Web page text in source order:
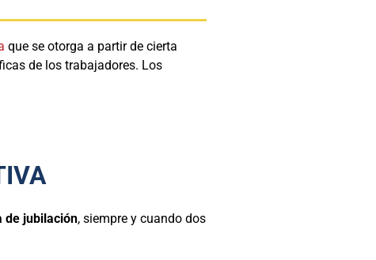
que se otorga a partir de cierta
de los trabajadores. Los
de jubilación, siempre y cuando dos